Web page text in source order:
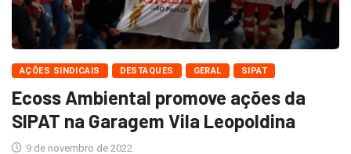
AÇÕES SINDICAIS DESTAQUES GERAL SIPAT
Ecoss Ambiental promove ações da
SIPAT na Garagem Vila Leopoldina
9 de novembro de 2022